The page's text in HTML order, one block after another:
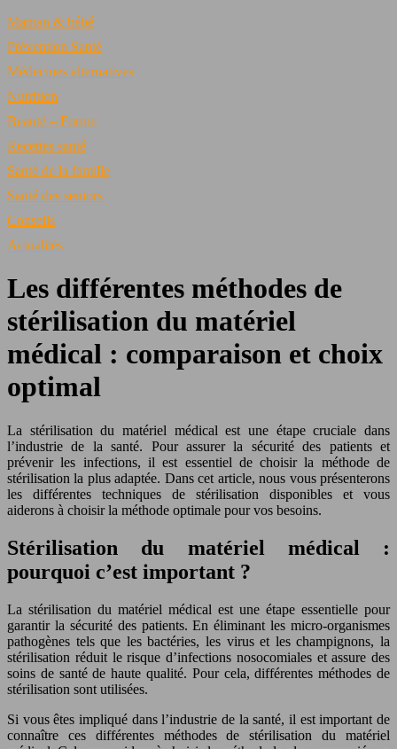
Maman & bébé
Prévention Santé
Médecines alternatives
Nutrition
Beauté – Forme
Recettes santé
Santé de la famille
Santé des seniors
Conseils
Actualités
Les différentes méthodes de
stérilisation du matériel
médical : comparaison et choix
optimal
La stérilisation du matériel médical est une étape cruciale dans
l’industrie de la santé. Pour assurer la sécurité des patients et
prévenir les infections, il est essentiel de choisir la méthode de
stérilisation la plus adaptée. Dans cet article, nous vous présenterons
les différentes techniques de stérilisation disponibles et vous
aiderons à choisir la méthode optimale pour vos besoins.
Stérilisation du matériel médical :
pourquoi c’est important ?
La stérilisation du matériel médical est une étape essentielle pour
garantir la sécurité des patients. En éliminant les micro-organismes
pathogènes tels que les bactéries, les virus et les champignons, la
stérilisation réduit le risque d’infections nosocomiales et assure des
soins de santé de haute qualité. Pour cela, différentes méthodes de
stérilisation sont utilisées.
Si vous êtes impliqué dans l’industrie de la santé, il est important de
connaître ces différentes méthodes de stérilisation du matériel